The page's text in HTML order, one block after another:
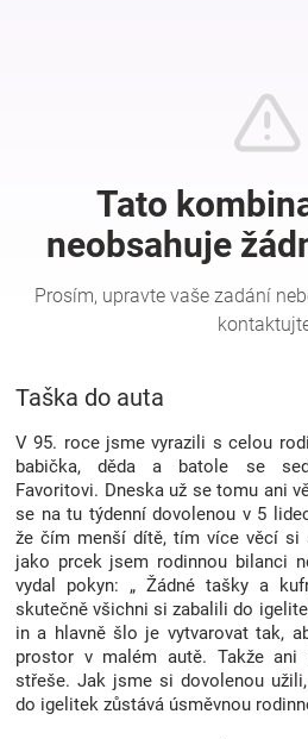
zábava
pro
děti
Těhotenské
oblečení
Novinky
Taška do auta
V 95. roce jsme vyrazili s celou
babička, děda a batole se
Favoritovi. Dneska už se tomu ani
se na tu týdenní dovolenou v 5
že čím menší dítě, tím více věcí si
jako prcek jsem rodinnou bilanci
vydal pokyn: „ Žádné tašky a
skutečně všichni si zabalili do
in a hlavně šlo je vytvarovat tak,
prostor v malém autě. Takže ani
střeše. Jak jsme si dovolenou
do igelitek zůstává úsměvnou